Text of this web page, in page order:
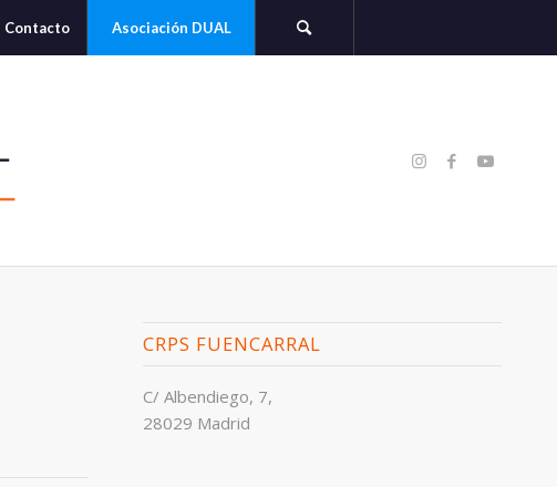
Contacto Asociación DUAL
CRPS FUENCARRAL
C/ Albendiego, 7,
28029 Madrid